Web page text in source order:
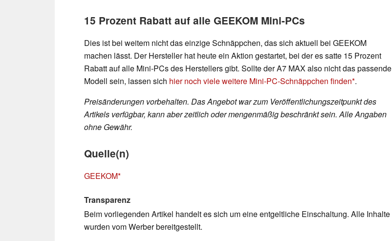
15 Prozent Rabatt auf alle GEEKOM Mini-PCs
Dies ist bei weitem nicht das einzige Schnäppchen, das sich aktuell bei GEEKOM
machen lässt. Der Hersteller hat heute ein Aktion gestartet, bei der es satte 15 Prozent
Rabatt auf alle Mini-PCs des Herstellers gibt. Sollte der A7 MAX also nicht das passende
Modell sein, lassen sich hier noch viele weitere Mini-PC-Schnäppchen finden .
Preisänderungen vorbehalten. Das Angebot war zum Veröffentlichungszeitpunkt des
Artikels verfügbar, kann aber zeitlich oder mengenmäßig beschränkt sein. Alle Angaben
ohne Gewähr.
Quelle(n)
GEEKOM
Transparenz
Beim vorliegenden Artikel handelt es sich um eine entgeltliche Einschaltung. Alle Inhalte
wurden vom Werber bereitgestellt.